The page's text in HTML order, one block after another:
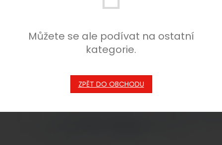
Můžete se ale podívat na ostatní
kategorie.
ZPĚT DO OBCHODU